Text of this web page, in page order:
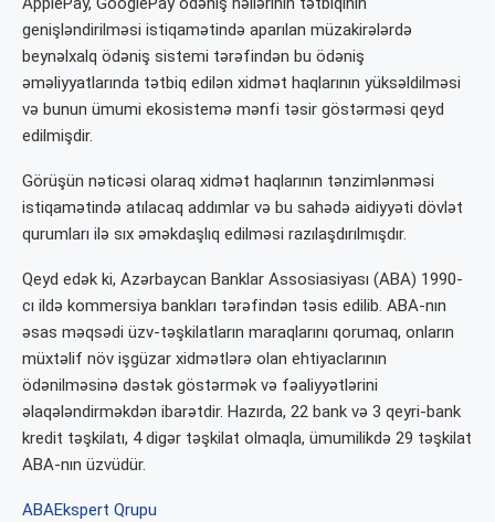
genişləndirilməsi istiqamətində aparılan müzakirələrdə
beynəlxalq ödəniş sistemi tərəfindən bu ödəniş
əməliyyatlarında tətbiq edilən xidmət haqlarının yüksəldilməsi
və bunun ümumi ekosistemə mənfi təsir göstərməsi qeyd
edilmişdir.
Görüşün nəticəsi olaraq xidmət haqlarının tənzimlənməsi
istiqamətində atılacaq addımlar və bu sahədə aidiyyəti dövlət
qurumları ilə sıx əməkdaşlıq edilməsi razılaşdırılmışdır.
Qeyd edək ki, Azərbaycan Banklar Assosiasiyası (ABA) 1990-
cı ildə kommersiya bankları tərəfindən təsis edilib. ABA-nın
əsas məqsədi üzv-təşkilatların maraqlarını qorumaq, onların
müxtəlif növ işgüzar xidmətlərə olan ehtiyaclarının
ödənilməsinə dəstək göstərmək və fəaliyyətlərini
əlaqələndirməkdən ibarətdir. Hazırda, 22 bank və 3 qeyri-bank
kredit təşkilatı, 4 digər təşkilat olmaqla, ümumilikdə 29 təşkilat
ABA-nın üzvüdür.
ABAEkspert Qrupu